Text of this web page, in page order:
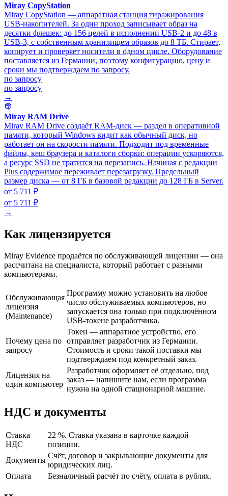
Miray CopyStation
Miray CopyStation — аппаратная станция тиражирования
USB-накопителей. За один проход записывает образ на
десятки флешек: до 156 целей в исполнении USB-2 и до 48 в
USB-3, с собственным хранилищем образов до 8 ТБ. Стирает,
копирует и проверяет носители в одном цикле. Оборудование
поставляется из Германии, поэтому конфигурацию, цену и
сроки мы подтверждаем по запросу.
по запросу
по запросу
→
Miray RAM Drive
Miray RAM Drive создаёт RAM-диск — раздел в оперативной
памяти, который Windows видит как обычный диск, но
работает он на скорости памяти. Подходит под временные
файлы, кеш браузера и каталоги сборки: операции ускоряются,
а ресурс SSD не тратится на перезапись. Начиная с редакции
Plus содержимое переживает перезагрузку. Предельный
размер диска — от 8 ГБ в базовой редакции до 128 ГБ в Server.
от 5 711 ₽
от 5 711 ₽
→
Как лицензируется
Miray Evidence продаётся по обслуживающей лицензии — она
рассчитана на специалиста, который работает с разными
компьютерами.
Обслуживающая
лицензия
(Maintenance)
Программу можно установить на любое
число обслуживаемых компьютеров, но
запускается она только при подключённом
USB-токене разработчика.
Почему цена по
запросу
Токен — аппаратное устройство, его
отправляет разработчик из Германии.
Стоимость и сроки такой поставки мы
подтверждаем под конкретный заказ.
Лицензия на
один компьютер
Разработчик оформляет её отдельно, под
заказ — напишите нам, если программа
нужна на одной стационарной машине.
НДС и документы
Ставка
НДС
22 %. Ставка указана в карточке каждой
позиции.
Документы
Счёт, договор и закрывающие документы для
юридических лиц.
Оплата
Безналичный расчёт по счёту, оплата в рублях.